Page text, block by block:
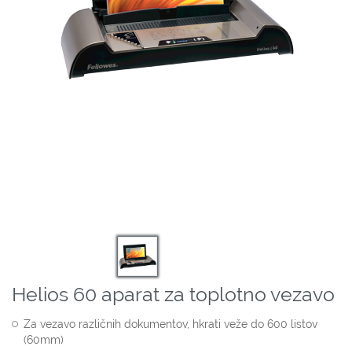
Helios 60 aparat za toplotno vezavo
Za vezavo različnih dokumentov, hkrati veže do 600 listov
(60mm)